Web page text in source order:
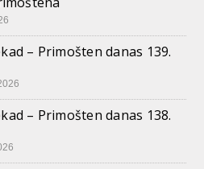
– Primošten danas 139.
– Primošten danas 138.